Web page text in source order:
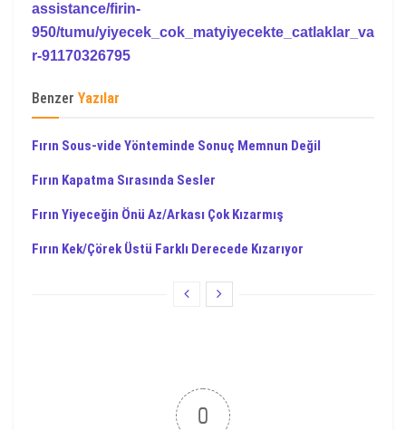
assistance/firin-
950/tumu/yiyecek_cok_matyiyecekte_catlaklar_va
r-91170326795
Benzer Yazılar
Fırın Sous-vide Yönteminde Sonuç Memnun Değil
Fırın Kapatma Sırasında Sesler
Fırın Yiyeceğin Önü Az/Arkası Çok Kızarmış
Fırın Kek/Çörek Üstü Farklı Derecede Kızarıyor
0